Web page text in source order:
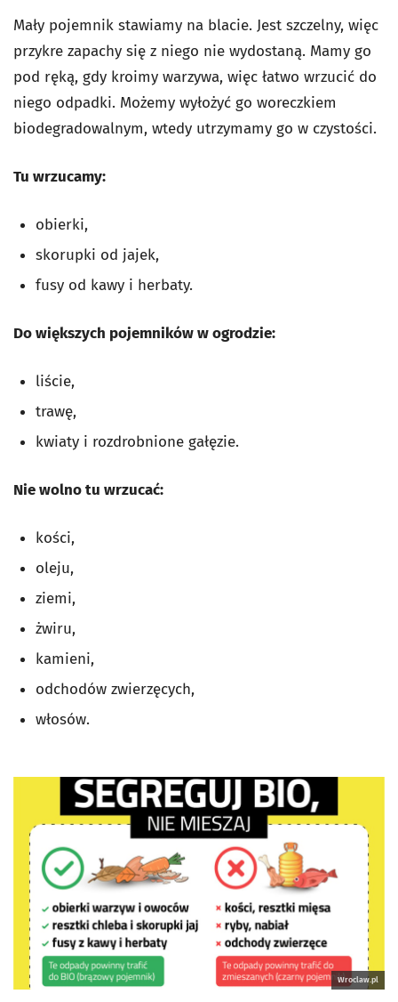
Mały pojemnik stawiamy na blacie. Jest szczelny, więc
przykre zapachy się z niego nie wydostaną. Mamy go
pod ręką, gdy kroimy warzywa, więc łatwo wrzucić do
niego odpadki. Możemy wyłożyć go woreczkiem
biodegradowalnym, wtedy utrzymamy go w czystości.
Tu wrzucamy:
obierki,
skorupki od jajek,
fusy od kawy i herbaty.
Do większych pojemników w ogrodzie:
liście,
trawę,
kwiaty i rozdrobnione gałęzie.
Nie wolno tu wrzucać:
kości,
oleju,
ziemi,
żwiru,
kamieni,
odchodów zwierzęcych,
włosów.
Wroclaw.pl